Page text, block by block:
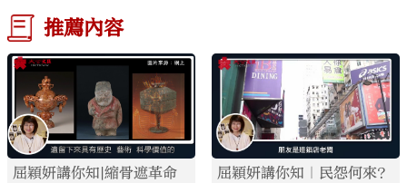
推薦內容
屈穎妍講你知|縮骨遮革命 屈穎妍講你知｜民怨何來？